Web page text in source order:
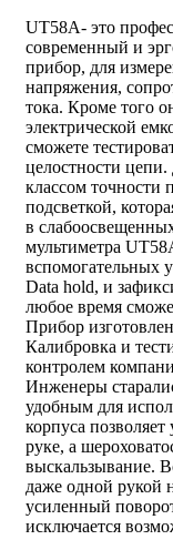
UT58A- это
современный и
прибор, для
напряжения,
тока. Кроме того
электрической
сможете
целостности
классом точности
подсветкой,
в
мультиметра
вспомогательных
Data hold, и
любое время
Прибор
Калибровка и
контролем
Инженеры
удобным для
корпуса
руке, а
выскальзывание.
даже одной рукой
усиленный
исключается